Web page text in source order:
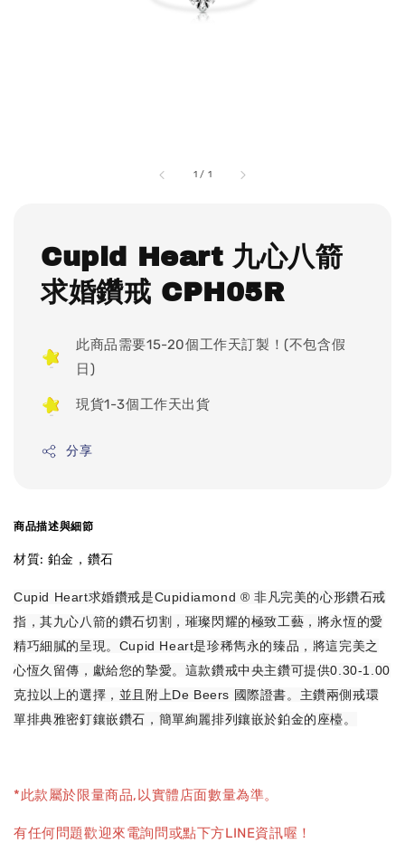
1 / 1
Cupid Heart 九心八箭
求婚鑽戒 CPH05R
此商品需要15-20個工作天訂製！(不包含假
日)
現貨1-3個工作天出貨
分享
商品描述與細節
材質: 鉑金，鑽石
Cupid Heart求婚鑽戒是Cupidiamond ® 非凡完美的心形鑽石戒
指，其九心八箭的鑽石切割，璀璨閃耀的極致工藝，將永恆的愛
精巧細膩的呈現。Cupid Heart是珍稀雋永的臻品，將這完美之
心恆久留傳，獻給您的摯愛。這款鑽戒中央主鑽可提供0.30-1.00
克拉以上的選擇，並且附上De Beers 國際證書。主鑽兩側戒環
單排典雅密釘鑲嵌鑽石，簡單絢麗排列鑲嵌於鉑金的座檯。
*此款屬於限量商品,以實體店面數量為準。
有任何問題歡迎來電詢問或點下方LINE資訊喔！